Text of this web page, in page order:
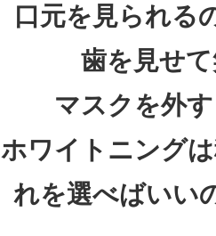
口元を見られる
歯を見せ
マスクを外
ホワイトニング
れを選べばいい